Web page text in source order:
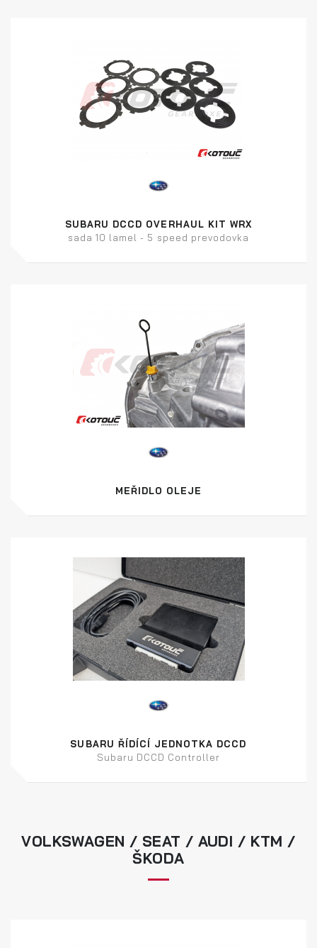
SUBARU DCCD OVERHAUL KIT WRX
sada 10 lamel - 5 speed prevodovka
MEŘIDLO OLEJE
SUBARU ŘÍDÍCÍ JEDNOTKA DCCD
Subaru DCCD Controller
VOLKSWAGEN / SEAT / AUDI / KTM /
ŠKODA